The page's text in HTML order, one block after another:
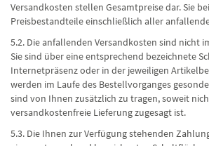
Versandkosten stellen Gesamtpreise dar. Sie
Preisbestandteile einschließlich aller
5.2. Die anfallenden Versandkosten sind nicht
Sie sind über eine entsprechend bezeichnete
Internetpräsenz oder in der jeweiligen
werden im Laufe des Bestellvorganges
sind von Ihnen zusätzlich zu tragen, soweit
versandkostenfreie Lieferung zugesagt ist.
5.3. Die Ihnen zur Verfügung stehenden